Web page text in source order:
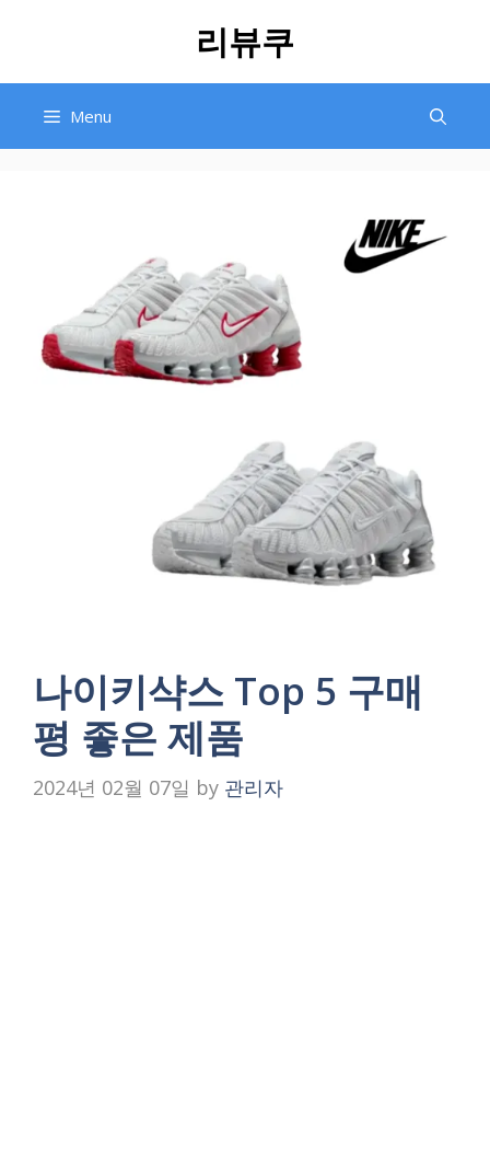
리뷰쿠
Menu
나이키샥스 Top 5 구매
평 좋은 제품
2024년 02월 07일 by 관리자